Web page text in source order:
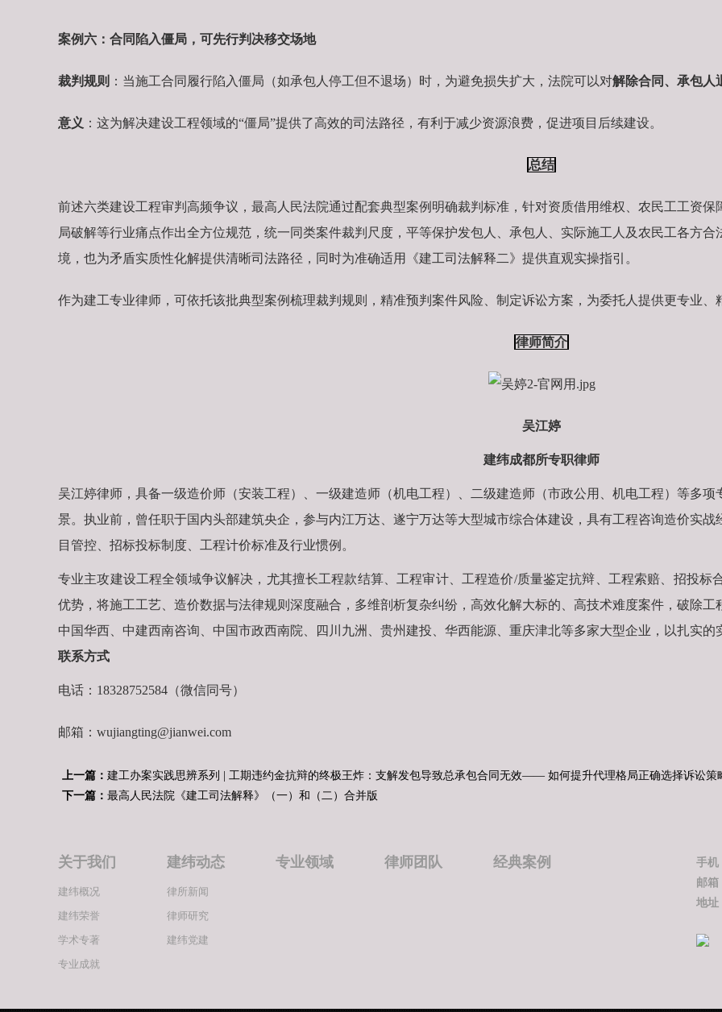
案例六：合同陷入僵局，可先行判决移交场地
裁判规则 ：当施工合同履行陷入僵局（如承包人停工但不退场）时，为避免损失扩大，法院可以对解除合同、承包人
意义 ：这为解决建设工程领域的“僵局”提供了高效的司法路径，有利于减少资源浪费，促进项目后续建设。
总结
前述六类建设工程审判高频争议，最高人民法院通过配套典型案例明确裁判标准，针对资质借用维权、农民工工资
局破解等行业痛点作出全方位规范，统一同类案件裁判尺度，平等保护发包人、承包人、实际施工人及农民工各方
境，也为矛盾实质性化解提供清晰司法路径，同时为准确适用《建工司法解释二》提供直观实操指引。
作为建工专业律师，可依托该批典型案例梳理裁判规则，精准预判案件风险、制定诉讼方案，为委托人提供更专业、
律师简介
吴江婷
建纬成都所专职律师
吴江婷律师，具备一级造价师（安装工程）、一级建造师（机电工程）、二级建造师（市政公用、机电工程）等多
景。执业前，曾任职于国内头部建筑央企，参与内江万达、遂宁万达等大型城市综合体建设，具有工程咨询造价实
目管控、招标投标制度、工程计价标准及行业惯例。
专业主攻建设工程全领域争议解决，尤其擅长工程款结算、工程审计、工程造价/质量鉴定抗辩、工程索赔、招投标
优势，将施工工艺、造价数据与法律规则深度融合，多维剖析复杂纠纷，高效化解大标的、高技术难度案件，破除工
中国华西、中建西南咨询、中国市政西南院、四川九洲、贵州建投、华西能源、重庆津北等多家大型企业，以扎实的
联系方式
电话：18328752584（微信同号）
邮箱：wujiangting@jianwei.com
上一篇： 建工办案实践思辨系列 | 工期违约金抗辩的终极王炸：支解发包导致总承包合同无效—— 如何提升代理格局正确选择诉讼策
下一篇： 最高人民法院《建工司法解释》（一）和（二）合并版
关于我们
建纬概况
建纬荣誉
学术专著
专业成就
建纬动态
律所新闻
律师研究
建纬党建
专业领域 律师团队 经典案例 手机
邮箱
地址